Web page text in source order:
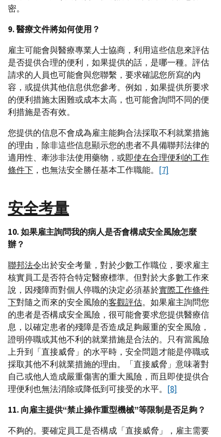
密。
9. 醫療文件將如何使用？
雇主可能會與醫療專業人士協商，利用這些信息來評估
是否提供合理的便利，如果提供的話，是哪一種。評估
請求的人員也可能會與您聯繫，要求確認您所寫的內
容，或提供其他信息供您參考。例如，如果提供所要求
的便利措施太困難或成本太高，也可能會詢問不同的便
利措施是否有效。
您提供的信息不會成為雇主能夠合法採取不利就業措施
的理由，除非這些信息顯示您的患者不具備聯邦法律的
適用性、牽涉非法使用藥物，或即使在合理便利的工作
條件下 ，也無法安全勝任基本工作職能。 [7]
安全考量
10. 如果雇主詢問我的病人是否會構成安全風險怎麼
辦？
聯邦法令出於安全考量，對於少數工作職位，要求雇主
核實員工是否符合特定醫療標準。但對於大多數工作來
說，因殘障而對個人停職的決定必須基於實際工作條件
下對隨之而來的安全風險的客觀評估。如果雇主詢問您
的患者是否構成安全風險，很可能會要求您提供醫療信
息，以確定患者的殘障是否造成足夠嚴重的安全風險，
證明停職或其他不利的就業措施是合法的。只有當風險
上升到「直接威脅」的水平時，安全問題才能是停職或
採取其他不利就業措施的理由。「直接威脅」意味著對
自己或他人造成嚴重傷害的重大風險，而且即使提供合
理便利也無法消除或降低到可接受的水平。 [8]
11. 向雇主提供“禁止操作重型機械”等限制是否足夠？
不夠的。要確定員工是否構成「直接威脅」，雇主需要